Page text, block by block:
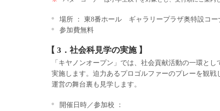
場所 ： 東8番ホール ギャラリープラザ奥特設コー
参加費無料
【 3．社会科見学の実施 】
「キヤノンオープン」では、社会貢献活動の一環と
実施します。迫力あるプロゴルファーのプレーを観
運営の舞台裏も見学します。
開催日時／参加校 ：